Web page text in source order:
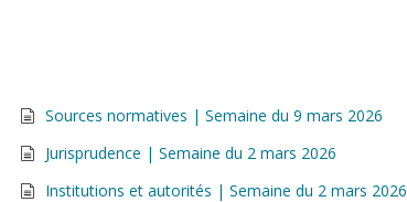
Sources normatives | Semaine du 9 mars 2026
Jurisprudence | Semaine du 2 mars 2026
Institutions et autorités | Semaine du 2 mars 2026